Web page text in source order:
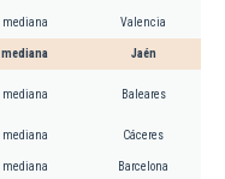
mediana Valencia
mediana Jaén
mediana Baleares
mediana Cáceres
mediana Barcelona